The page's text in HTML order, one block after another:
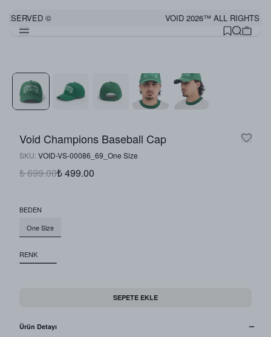
© VOID 2026™ ALL RIGHTS
Void Champions Baseball Cap
SKU: VOID-VS-00086_69_One Size
₺ 699.00₺ 499.00
BEDEN
One Size
RENK
SEPETE EKLE
Ürün Detayı